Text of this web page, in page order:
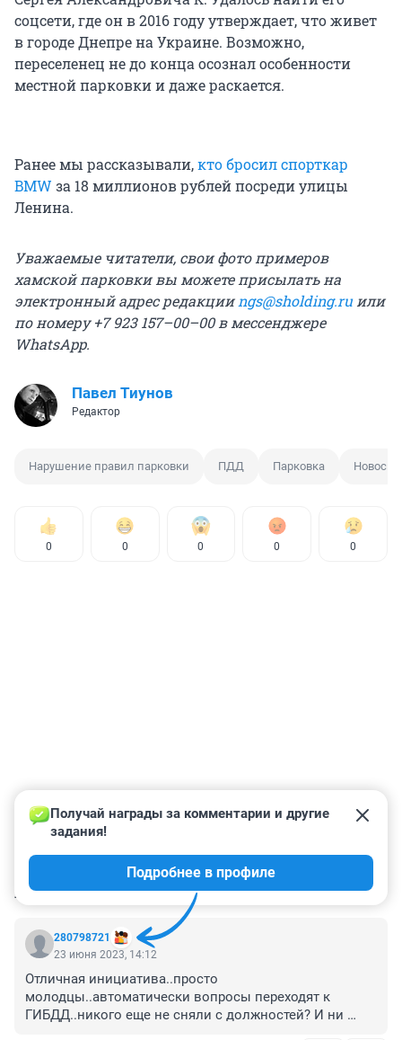
соцсети, где он в 2016 году утверждает, что живет
в городе Днепре на Украине. Возможно,
переселенец не до конца осознал особенности
местной парковки и даже раскается.
Ранее мы рассказывали,кто бросил спорткар
BMW за 18 миллионов рублей посреди улицы
Ленина.
Уважаемые читатели, свои фото примеров
хамской парковки вы можете присылать на
электронный адрес редакции ngs@sholding.ruили
по номеру +7 923 157–00–00 в мессенджере
WhatsApp.
Павел Тиунов
Редактор
Нарушение правил парковки ПДД Парковка
0 0 0 0 0
КОММЕНТАРИИ 158
280798721
Получай награды за комментарии и другие
задания!
Подробнее в профиле
23 июня 2023, 14:12
Отличная инициатива..просто
молодцы..автоматически вопросы переходят к
ГИБДД..никого еще не сняли с должностей? И ни